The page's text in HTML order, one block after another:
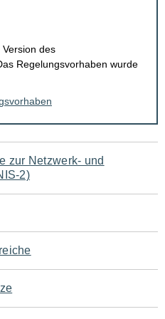
des
Regelungsvorhaben wurde
zur Netzwerk- und
2)